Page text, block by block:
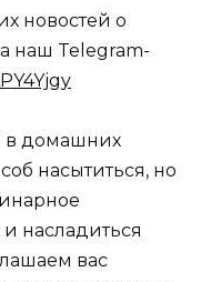
новостей о
наш Telegram-
в домашних
насытиться, но
насладиться
вас